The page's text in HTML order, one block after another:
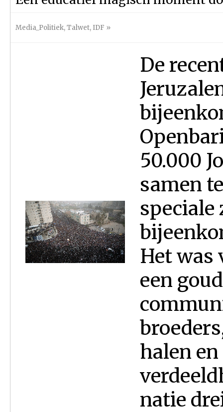
Media_Politiek,Talwet, IDF »
De
50.000
samen
speciale
Het was
een
halen
natie